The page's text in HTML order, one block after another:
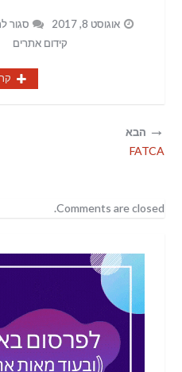
אוגוסט 8, 2017 סגור
קידום אתרים
→
FATCA
Comments are closed.